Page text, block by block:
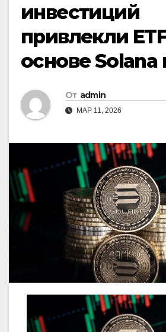
инвестиций
привлекли
основе
От admin
МАР 11, 2026